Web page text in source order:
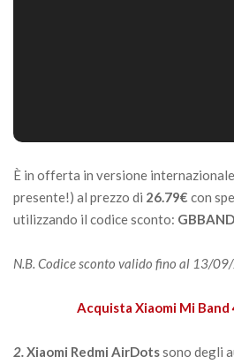
È in offerta in versione
presente!) al prezzo di 26.79€ con
utilizzando il codice sconto:
N.B. Codice sconto valido fino al 13/
Acquista Xiaomi Mi Band
2.Xiaomi Redmi AirDotssono degli